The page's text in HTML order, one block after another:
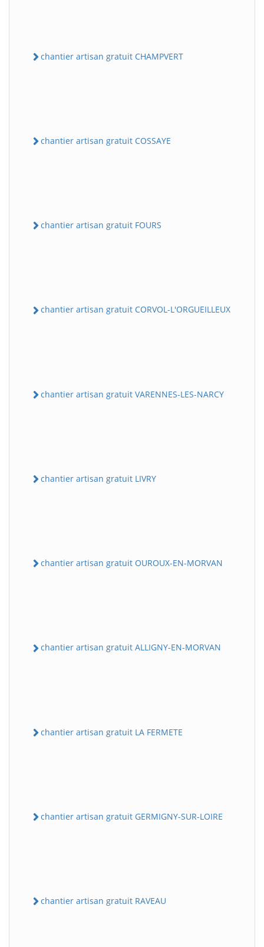
chantier artisan gratuit CHAMPVERT
chantier artisan gratuit COSSAYE
chantier artisan gratuit FOURS
chantier artisan gratuit CORVOL-L'ORGUEILLEUX
chantier artisan gratuit VARENNES-LES-NARCY
chantier artisan gratuit LIVRY
chantier artisan gratuit OUROUX-EN-MORVAN
chantier artisan gratuit ALLIGNY-EN-MORVAN
chantier artisan gratuit LA FERMETE
chantier artisan gratuit GERMIGNY-SUR-LOIRE
chantier artisan gratuit RAVEAU